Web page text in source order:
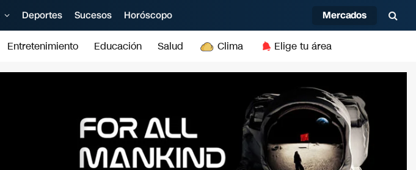
Deportes Sucesos Horóscopo Mercados
Entretenimiento Educación Salud Clima Elige tu área